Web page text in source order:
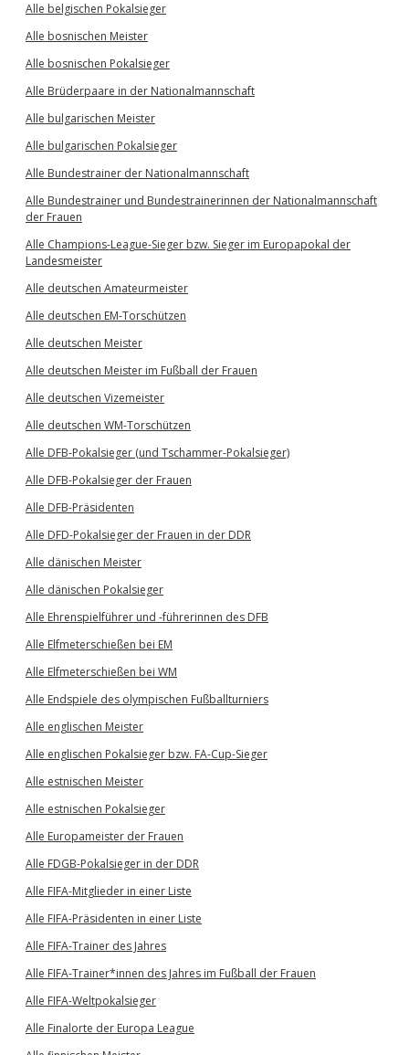
Alle belgischen Pokalsieger
Alle bosnischen Meister
Alle bosnischen Pokalsieger
Alle Brüderpaare in der Nationalmannschaft
Alle bulgarischen Meister
Alle bulgarischen Pokalsieger
Alle Bundestrainer der Nationalmannschaft
Alle Bundestrainer und Bundestrainerinnen der Nationalmannschaft
der Frauen
Alle Champions-League-Sieger bzw. Sieger im Europapokal der
Landesmeister
Alle deutschen Amateurmeister
Alle deutschen EM-Torschützen
Alle deutschen Meister
Alle deutschen Meister im Fußball der Frauen
Alle deutschen Vizemeister
Alle deutschen WM-Torschützen
Alle DFB-Pokalsieger (und Tschammer-Pokalsieger)
Alle DFB-Pokalsieger der Frauen
Alle DFB-Präsidenten
Alle DFD-Pokalsieger der Frauen in der DDR
Alle dänischen Meister
Alle dänischen Pokalsieger
Alle Ehrenspielführer und -führerinnen des DFB
Alle Elfmeterschießen bei EM
Alle Elfmeterschießen bei WM
Alle Endspiele des olympischen Fußballturniers
Alle englischen Meister
Alle englischen Pokalsieger bzw. FA-Cup-Sieger
Alle estnischen Meister
Alle estnischen Pokalsieger
Alle Europameister der Frauen
Alle FDGB-Pokalsieger in der DDR
Alle FIFA-Mitglieder in einer Liste
Alle FIFA-Präsidenten in einer Liste
Alle FIFA-Trainer des Jahres
Alle FIFA-Trainer*innen des Jahres im Fußball der Frauen
Alle FIFA-Weltpokalsieger
Alle Finalorte der Europa League